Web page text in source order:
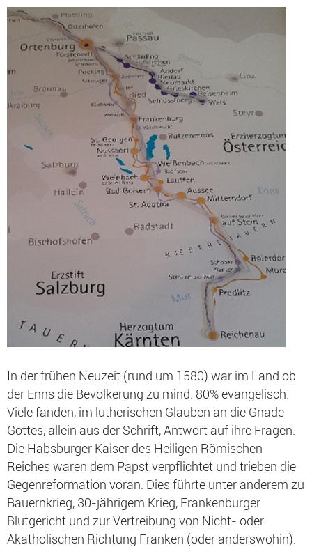
In der frühen Neuzeit (rund um 1580) war im Land ob
der Enns die Bevölkerung zu mind. 80% evangelisch.
Viele fanden, im lutherischen Glauben an die Gnade
Gottes, allein aus der Schrift, Antwort auf ihre Fragen.
Die Habsburger Kaiser des Heiligen Römischen
Reiches waren dem Papst verpflichtet und trieben die
Gegenreformation voran. Dies führte unter anderem zu
Bauernkrieg, 30-jährigem Krieg, Frankenburger
Blutgericht und zur Vertreibung von Nicht- oder
Akatholischen Richtung Franken (oder anderswohin).